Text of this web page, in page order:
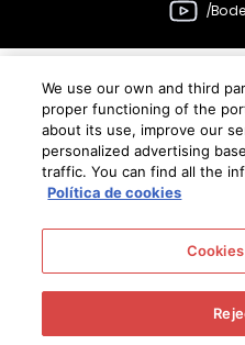
/
C/Manuel Mª
Enlaces
El vino solo se
We use our own and third
proper functioning of the
about its use, improve our
personalized advertising
traffic. You can find all the
Política de cookies